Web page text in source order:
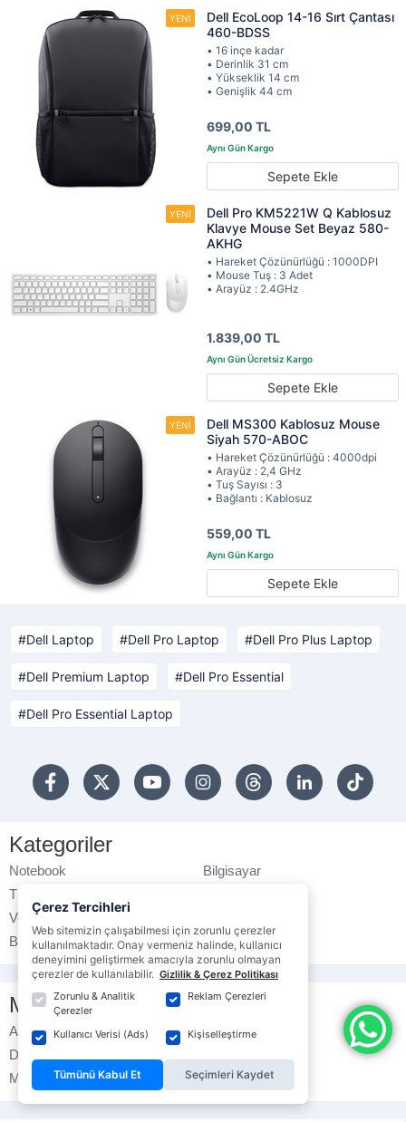
Dell EcoLoop 14-16 Sırt Çantası
460-BDSS
• 16 inçe kadar
• Derinlik 31 cm
• Yükseklik 14 cm
• Genişlik 44 cm
699,00 TL
Sepete Ekle
Dell Pro KM5221W Q Kablosuz
Klavye Mouse Set Beyaz 580-
AKHG
• Hareket Çözünürlüğü : 1000DPI
• Mouse Tuş : 3 Adet
• Arayüz : 2.4GHz
1.839,00 TL
Sepete Ekle
Dell MS300 Kablosuz Mouse
Siyah 570-ABOC
• Hareket Çözünürlüğü : 4000dpi
• Arayüz : 2,4 GHz
• Tuş Sayısı : 3
• Bağlantı : Kablosuz
559,00 TL
Sepete Ekle
Dell Laptop Dell Pro Laptop Dell Pro Plus Laptop
Dell Premium Laptop Dell Pro Essential
Dell Pro Essential Laptop
Kategoriler
Notebook
Bilgisayar
Tüketici Ürünleri
Veri Depolama
Bilgisayar Bileşenleri
Yazıcılar
Markalar
Asus
Hp
Dell
MSI
Gigabyte
Çerez Tercihleri
Web sitemizin çalışabilmesi için zorunlu çerezler
kullanılmaktadır. Onay vermeniz halinde, kullanıcı
deneyimini geliştirmek amacıyla zorunlu olmayan
çerezler de kullanılabilir. Gizlilik & Çerez Politikası
Zorunlu & Analitik
Çerezler
Reklam Çerezleri
Kullanıcı Verisi (Ads) Kişiselleştirme
Tümünü Kabul Et Seçimleri Kaydet